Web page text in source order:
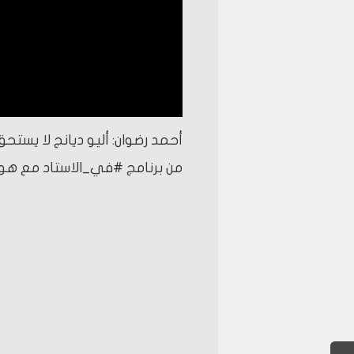
أحمد رضوان: أليو ديانج لا يستحق 100 مليون في
من برنامج #في_الاستاد مع